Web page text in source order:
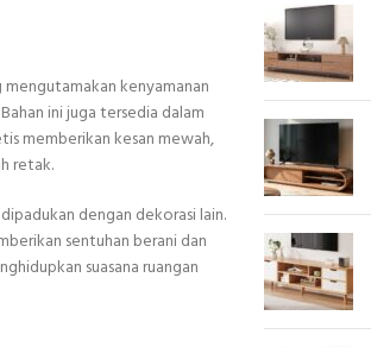
kenyamanan
ini juga tersedia dalam
memberikan kesan mewah,
retak.
dengan dekorasi lain.
sentuhan berani dan
suasana ruangan